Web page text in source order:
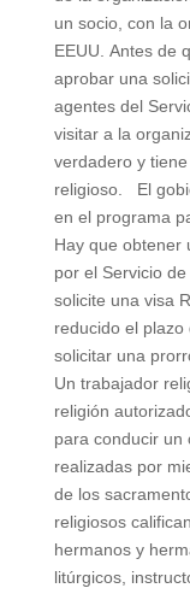
un socio, con la
EEUU. Antes de
aprobar una
agentes del
visitar a la
verdadero y
religioso. El
en el programa
Hay que obtener
por el Servicio
solicite una visa
reducido el
solicitar una
Un trabajador
religión
para conducir un
realizadas por
de los
religiosos
hermanos y
litúrgicos,